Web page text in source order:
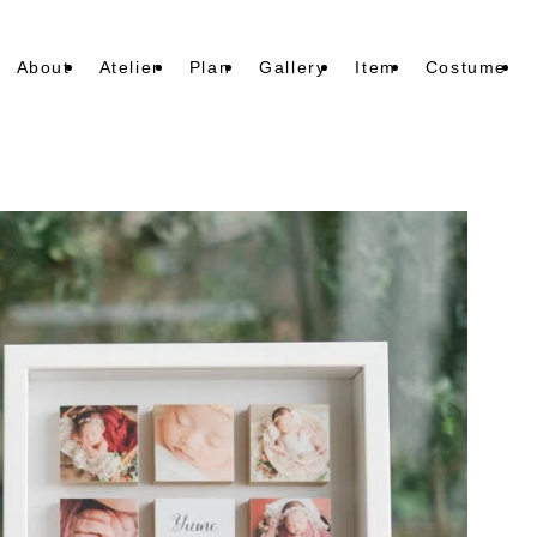
About Atelier Plan Gallery Item Costume